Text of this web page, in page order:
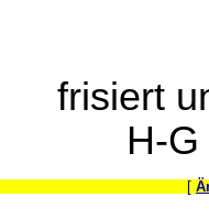
frisiert
H-
[